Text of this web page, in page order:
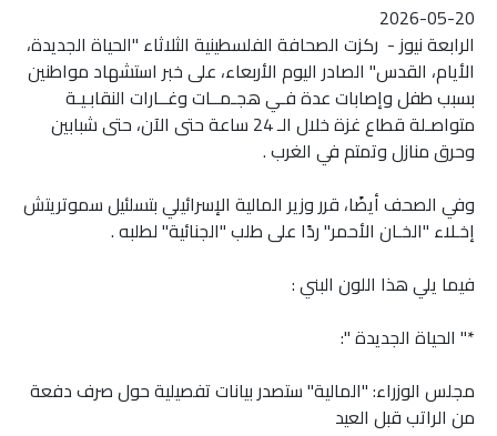
2026-05-20
الرابعة نيوز - ركزت الصحافة الفلسطينية الثلاثاء "الحياة الجديدة،
الأيام، القدس" الصادر اليوم الأربعاء، على خبر استشهاد مواطنين
بسبب طفل وإصابات عدة فـي هجـمــات وغــارات النقابـيـة
متواصـلة قطاع غزة خلال الـ 24 ساعة حتى الآن، حتى شبابين
وحرق منازل وتمتم في الغرب .
وفي الصحف أيضًا، قرر وزير المالية الإسرائيلي بتسلئيل سموتريتش
إخـلاء "الخـان الأحمر" ردًا على طلب "الجنائية" لطلبه .
فيما يلي هذا اللون البني :
*" الحياة الجديدة ":
مجلس الوزراء: "المالية" ستصدر بيانات تفصيلية حول صرف دفعة
من الراتب قبل العيد